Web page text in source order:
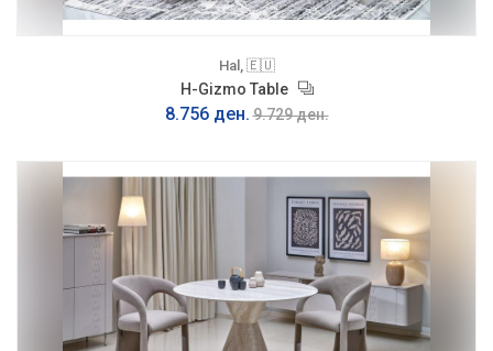
Hal, 🇪🇺
H-Gizmo Table
8.756 ден. 9.729 ден.